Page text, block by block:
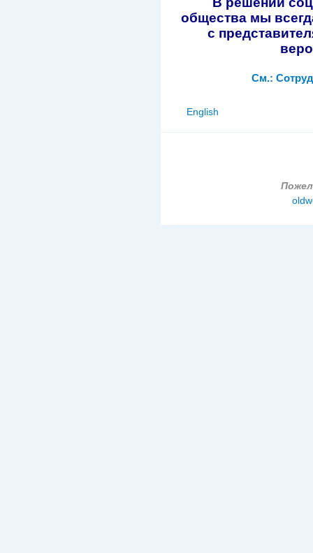
общества мы
с
См.:
English